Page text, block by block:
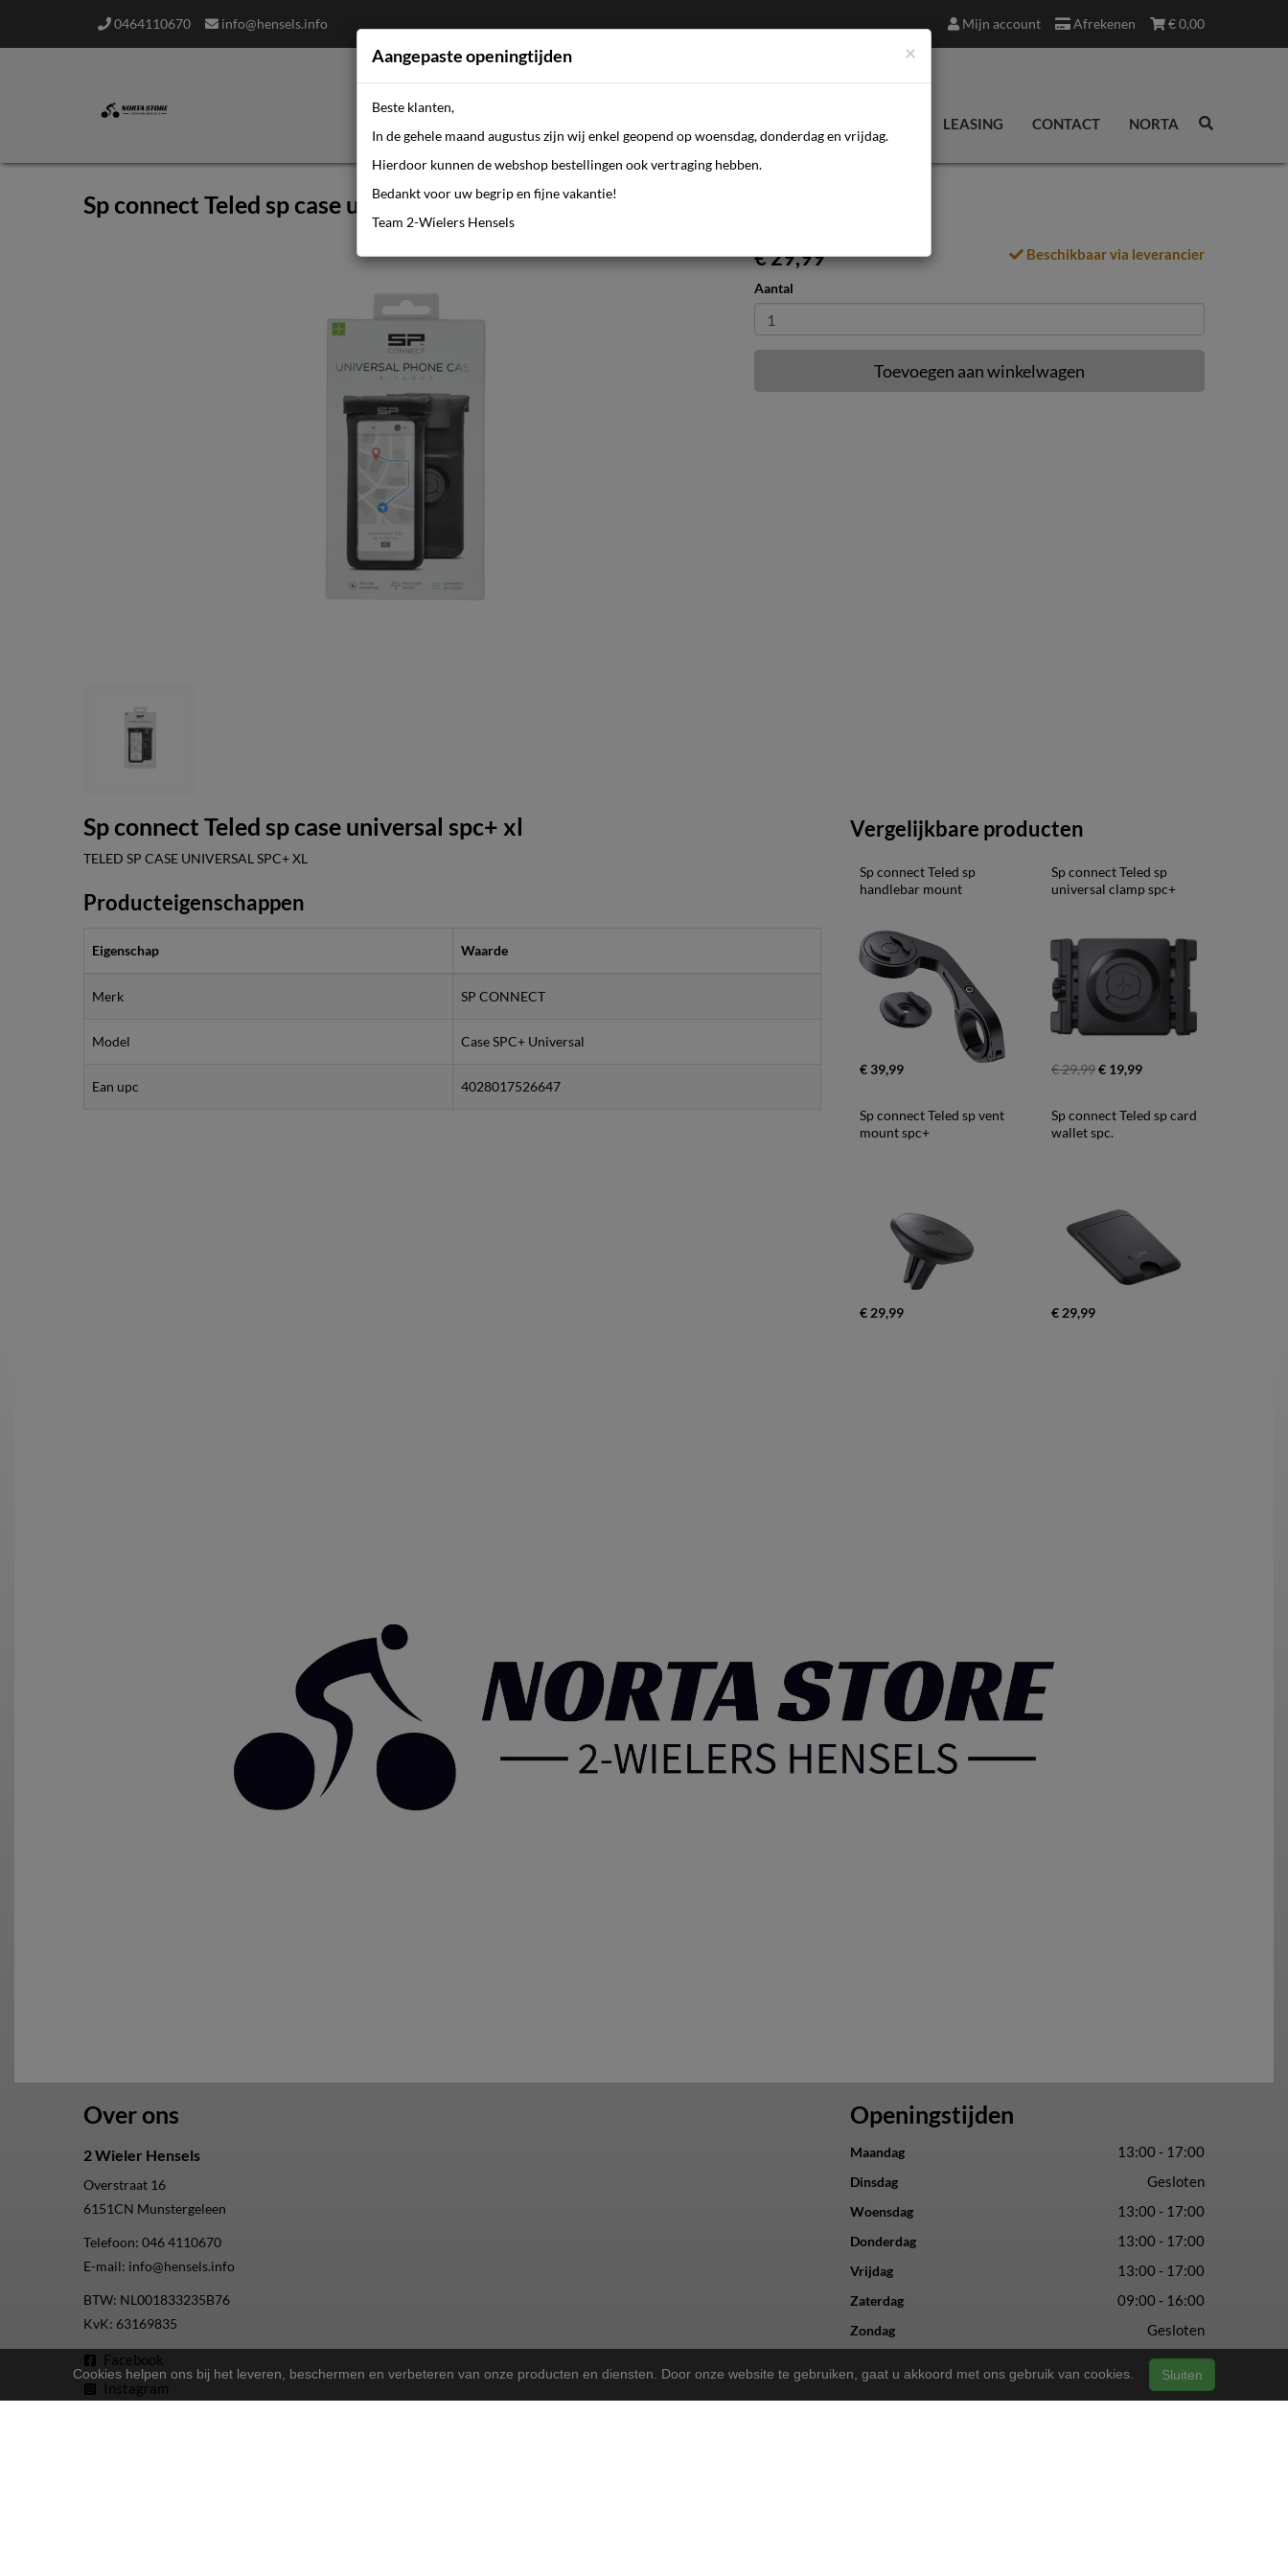
0464110670 info@hensels.info €0,00
Afrekenen
Mijn account
LEASING CONTACT NORTA
Sp connect Teled sp case universal spc+ xl
€ 29,99 Beschikbaar via leverancier
Aantal
Toevoegen aan winkelwagen
Sp connect Teled sp case universal spc+ xl
TELED SP CASE UNIVERSAL SPC+ XL
Producteigenschappen
Eigenschap Waarde
Merk SP CONNECT
Model Case SPC+ Universal
Ean upc 4028017526647
Vergelijkbare producten
Sp connect Teled sp
handlebar mount
€ 39,99
Sp connect Teled sp
universal clamp spc+
€ 29,99€ 19,99
Sp connect Teled sp vent
mount spc+
€ 29,99
Sp connect Teled sp card
wallet spc.
€ 29,99
Over ons
2 Wieler Hensels
Overstraat 16
6151CN Munstergeleen
Telefoon: 046 4110670
E-mail: info@hensels.info
BTW: NL001833235B76
KvK: 63169835
Facebook
Instagram
Openingstijden
Maandag 13:00 - 17:00
Dinsdag Gesloten
Woensdag 13:00 - 17:00
Donderdag 13:00 - 17:00
Vrijdag 13:00 - 17:00
Zaterdag 09:00 - 16:00
Zondag Gesloten
Cookies helpen ons bij het leveren, beschermen en verbeteren van onze producten en diensten. Door onze website te gebruiken, gaat u akkoord met ons gebruik van cookies. Sluiten
×
Aangepaste openingtijden
Beste klanten,
In de gehele maand augustus zijn wij enkel geopend op woensdag, donderdag en vrijdag.
Hierdoor kunnen de webshop bestellingen ook vertraging hebben.
Bedankt voor uw begrip en fijne vakantie!
Team 2-Wielers Hensels